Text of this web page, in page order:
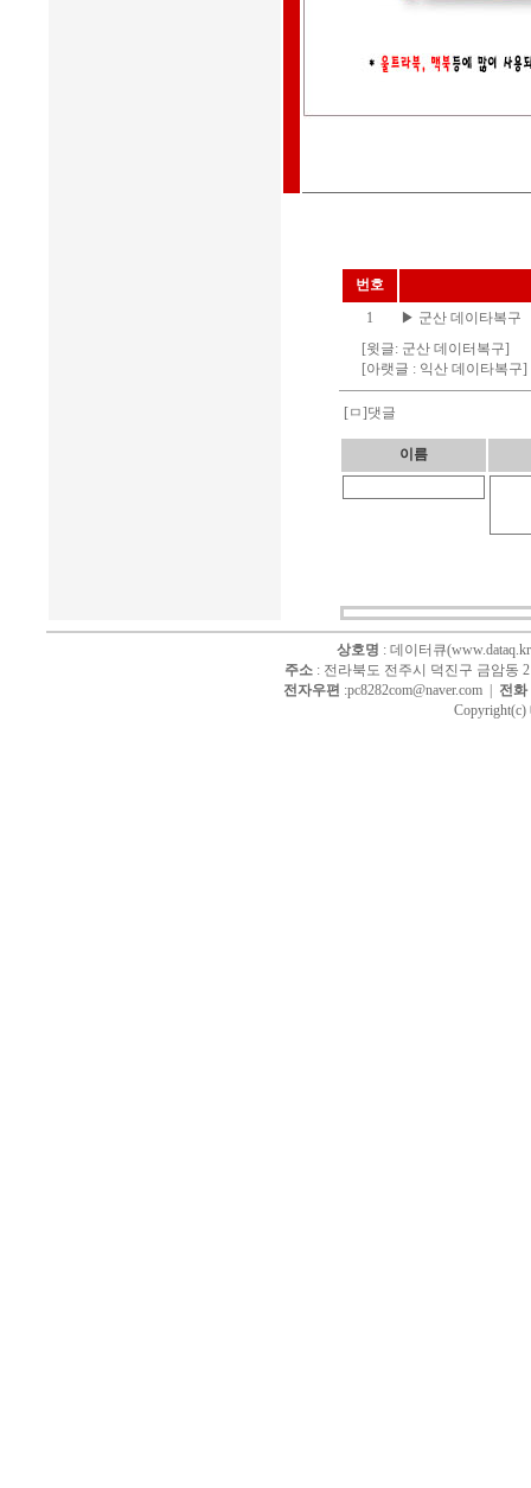
번호
1
▶ 군산 데이타복구
[윗글: 군산 데이터복구]
[아랫글 : 익산 데이타복구]
[ㅁ]댓글
이름
상호명 : 데이터큐
주소 : 전라북도 전주시 덕진구 금암동
전자우편 :pc8282com@naver.com | 전화
Copyright(c)